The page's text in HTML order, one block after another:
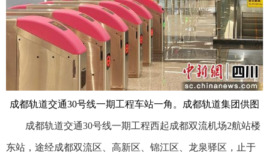
成都轨道交通30号线一期工程车站一角。成都轨道集团供图
成都轨道交通30号线一期工程西起成都双流机场2航站楼
东站，途经成都双流区、高新区、锦江区、龙泉驿区，止于